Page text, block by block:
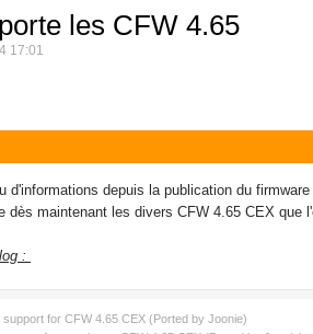
les CFW 4.65
17:01
d'informations depuis la publication du
dès maintenant les divers CFW 4.65 CEX que
:
support for CFW 4.65 CEX (Ported by Joonie)